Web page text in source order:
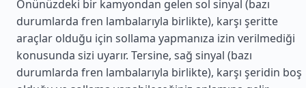
Önünüzdeki bir kamyondan gelen sol sinyal (bazı
durumlarda fren lambalarıyla birlikte), karşı şeritte
araçlar olduğu için sollama yapmanıza izin verilmediği
konusunda sizi uyarır. Tersine, sağ sinyal (bazı
durumlarda fren lambalarıyla birlikte), karşı şeridin boş